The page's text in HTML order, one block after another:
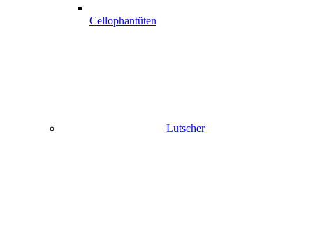
Cellophantüten
Lutscher